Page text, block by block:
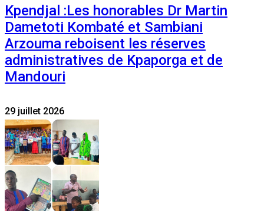
Kpendjal :Les honorables Dr Martin
Dametoti Kombaté et Sambiani
Arzouma reboisent les réserves
administratives de Kpaporga et de
Mandouri
29 juillet 2026